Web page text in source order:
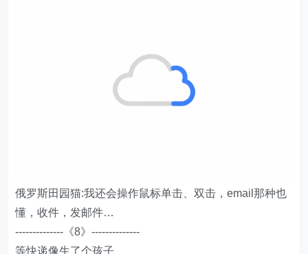
俄罗斯田园猫:我还会操作鼠标单击、双击，email那种也
懂，收件，发邮件…
--------------《8》--------------
等快递像生了个孩子